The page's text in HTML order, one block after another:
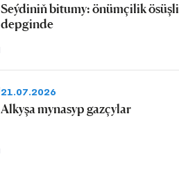
Seýdiniň bitumy: önümçilik ösüşli
depginde
21.07.2026
Alkyşa mynasyp gazçylar